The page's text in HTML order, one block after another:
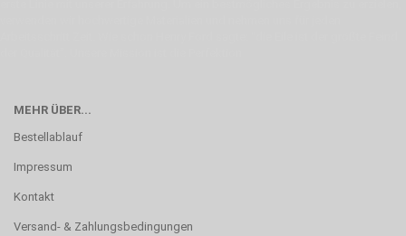
MEHR ÜBER...
Bestellablauf
Impressum
Kontakt
Versand- & Zahlungsbedingungen